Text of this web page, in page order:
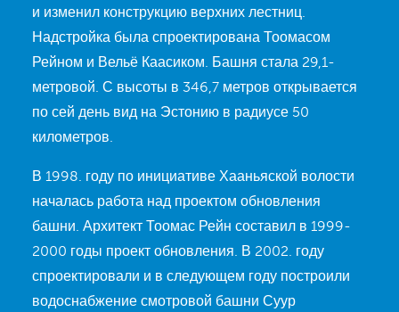
и изменил конструкцию верхних лестниц.
Надстройка была спроектирована Тоомасом
Рейном и Вельё Каасиком. Башня стала 29,1-
метровой. С высоты в 346,7 метров открывается
по сей день вид на Эстонию в радиусе 50
километров.
В 1998. году по инициативе Хааньяской волости
началась работа над проектом обновления
башни. Архитект Тоомас Рейн составил в 1999-
2000 годы проект обновления. В 2002. году
спроектировали и в следующем году построили
водоснабжение смотровой башни Суур